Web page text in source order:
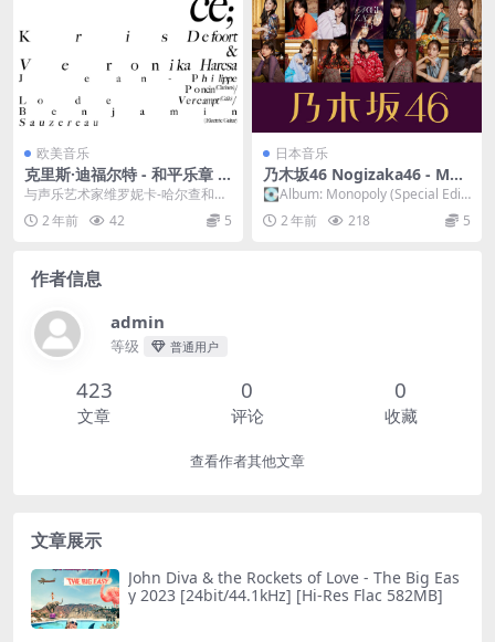
欧美音乐
克里斯·迪福尔特 - 和平乐章 K
ris Defoort - Pieces of Peac
e 2023 [24bit/96kHz] [Hi-Re
s Flac 598MB]
与声乐艺术家维罗妮卡-哈尔查和三
位音乐大师一起，克里斯-迪福尔特
与《和平乐章》组...
2 年前 42 5
日本音乐
乃木坂46 Nogizaka46 - Mon
opoly (Special Edition) 202
3 [24bit/48kHz] [Hi-Res Fla
c 1015MB]
💽Album: Monopoly (Special Editi
on) 👥Arti...
2 年前 218 5
作者信息
admin
等级 普通用户
423
文章
0
评论
0
收藏
查看作者其他文章
文章展示
John Diva & the Rockets of Love - The Big Eas
y 2023 [24bit/44.1kHz] [Hi-Res Flac 582MB]